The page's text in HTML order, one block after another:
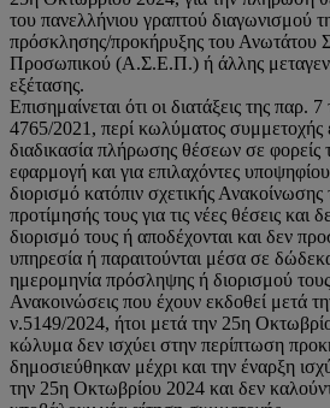
του πανελλήνιου γραπτού διαγωνισμού
πρόσκλησης/προκήρυξης του Ανωτάτου
Προσωπικού (Α.Σ.Ε.Π.) ή άλλης
εξέτασης.
Επισημαίνεται ότι οι διατάξεις της παρ.
4765/2021, περί κωλύματος συμμετοχής
διαδικασία πλήρωσης θέσεων σε φορείς
εφαρμογή και για επιλαχόντες
διορισμό κατόπιν σχετικής
προτίμησής τους για τις νέες θέσεις και
διορισμό τους ή αποδέχονται και δεν
υπηρεσία ή παραιτούνται μέσα σε
ημερομηνία πρόσληψης ή διορισμού
Ανακοινώσεις που έχουν εκδοθεί μετά
ν.5149/2024, ήτοι μετά την 25η
κώλυμα δεν ισχύει στην περίπτωση
δημοσιεύθηκαν μέχρι και την έναρξη
την 25η Οκτωβρίου 2024 και δεν